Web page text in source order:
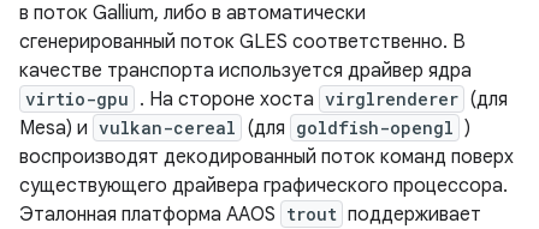
в поток Gallium, либо в автоматически
сгенерированный поток GLES соответственно. В
качестве транспорта используется драйвер ядра
virtio-gpu . На стороне хоста virglrenderer (для
Mesa) и vulkan-cereal (для goldfish-opengl )
воспроизводят декодированный поток команд поверх
существующего драйвера графического процессора.
Эталонная платформа AAOS trout поддерживает